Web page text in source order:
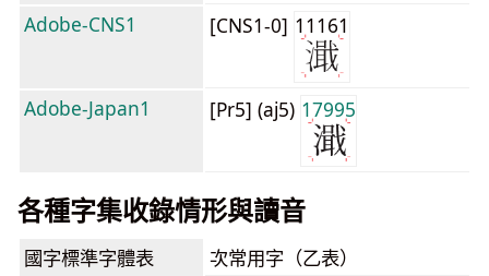
Adobe-CNS1
[CNS1-0] 11161
Adobe-Japan1 [Pr5] (aj5) 17995
各種字集收錄情形與讀音
國字標準字體表 次常用字（乙表）